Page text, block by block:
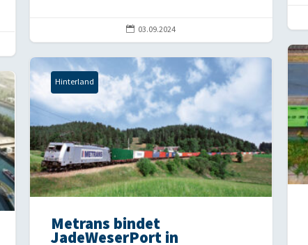
 03.09.2024
Hinterland
Metrans bindet
JadeWeserPort in